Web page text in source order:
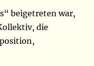
beigetreten war,
die